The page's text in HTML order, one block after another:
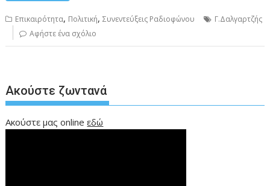
Επικαιρότητα, Πολιτική,Συνεντεύξεις Ραδιοφώνου
Γ.Δαλγαρτζής
Αφήστε ένα σχόλιο
Ακούστε ζωντανά
Ακούστε μας onlineεδώ